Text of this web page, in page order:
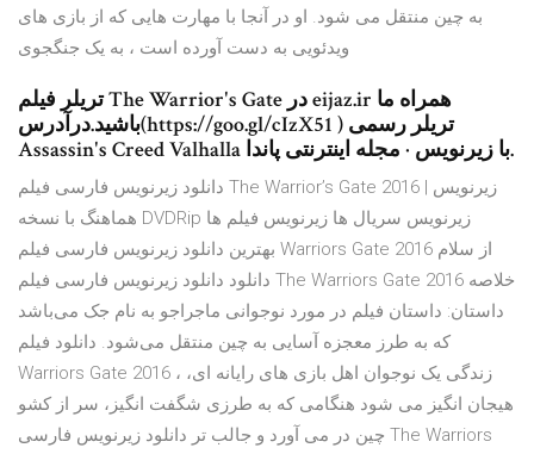
به چین منتقل می شود. او در آنجا با مهارت هایی که از بازی های
تریلر فیلم The Warrior's Gate در eijaz.ir همراه ما
باشید.درآدرس(https://goo.gl/cIzX51 ) تریلر رسمی
Assassin's Creed Valhalla با زیرنویس · مجله اینترنتی پاندا.
دانلود زیرنویس فارسی فیلم The Warrior’s Gate 2016 | زیرنویس
هماهنگ با نسخه DVDRip زیرنویس سریال ها زیرنویس فیلم ها
بهترین دانلود زیرنویس فارسی فیلم Warriors Gate 2016 از سلام
دانلود دانلود زیرنویس فارسی فیلم The Warriors Gate 2016 خلاصه
داستان: داستان فیلم در مورد نوجوانی ماجراجو به نام جک می‌باشد
که به طرز معجزه آسایی به چین منتقل می‌شود. دانلود فیلم
Warriors Gate 2016 ، زندگی یک نوجوان اهل بازی های رایانه ای،
هیجان انگیز می شود هنگامی که به طرزی شگفت انگیز، سر از کشو
چین در می آورد و جالب تر دانلود زیرنویس فارسی The Warriors